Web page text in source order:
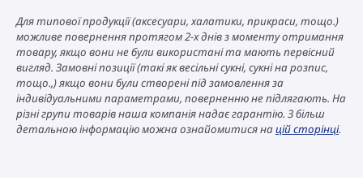
Для типової продукції (аксесуари, халатики, прикраси, тощо.)
можливе повернення протягом 2-х днів з моменту отримання
товару, якщо вони не були використані та мають первісний
вигляд. Замовні позиції (такі як весільні сукні, сукні на розпис,
тощо.,) якщо вони були створені під замовлення за
індивідуальними параметрами, поверненню не підлягають. На
різні групи товарів наша компанія надає гарантію. З більш
детальною інформацію можна ознайомитися націй сторінці.